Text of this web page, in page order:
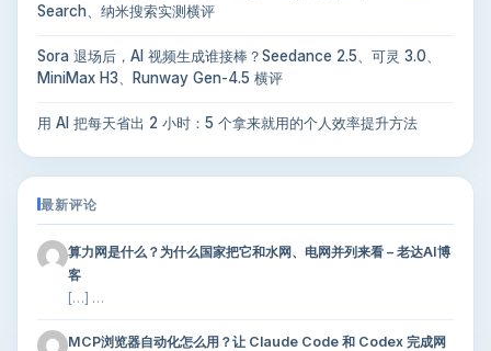
Search、纳米搜索实测横评
Sora 退场后，AI 视频生成谁接棒？Seedance 2.5、可灵 3.0、
MiniMax H3、Runway Gen-4.5 横评
用 AI 把每天省出 2 小时：5 个拿来就用的个人效率提升方法
最新评论
算力网是什么？为什么国家把它和水网、电网并列来看 – 老达AI博
客
[…] …
MCP浏览器自动化怎么用？让 Claude Code 和 Codex 完成网